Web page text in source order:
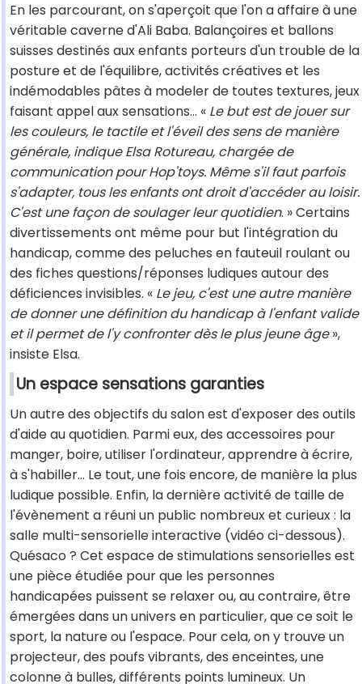
En les parcourant, on s'aperçoit que l'on a affaire à une
véritable caverne d'Ali Baba. Balançoires et ballons
suisses destinés aux enfants porteurs d'un trouble de la
posture et de l'équilibre, activités créatives et les
indémodables pâtes à modeler de toutes textures, jeux
faisant appel aux sensations… « Le but est de jouer sur
les couleurs, le tactile et l'éveil des sens de manière
générale, indique Elsa Rotureau, chargée de
communication pour Hop'toys. Même s'il faut parfois
s'adapter, tous les enfants ont droit d'accéder au loisir.
C'est une façon de soulager leur quotidien. » Certains
divertissements ont même pour but l'intégration du
handicap, comme des peluches en fauteuil roulant ou
des fiches questions/réponses ludiques autour des
déficiences invisibles. « Le jeu, c'est une autre manière
de donner une définition du handicap à l'enfant valide
et il permet de l'y confronter dès le plus jeune âge»,
insiste Elsa.
Un espace sensations garanties
Un autre des objectifs du salon est d'exposer des outils
d'aide au quotidien. Parmi eux, des accessoires pour
manger, boire, utiliser l'ordinateur, apprendre à écrire,
à s'habiller… Le tout, une fois encore, de manière la plus
ludique possible. Enfin, la dernière activité de taille de
l'évènement a réuni un public nombreux et curieux : la
salle multi-sensorielle interactive (vidéo ci-dessous).
Quésaco ? Cet espace de stimulations sensorielles est
une pièce étudiée pour que les personnes
handicapées puissent se relaxer ou, au contraire, être
émergées dans un univers en particulier, que ce soit le
sport, la nature ou l'espace. Pour cela, on y trouve un
projecteur, des poufs vibrants, des enceintes, une
colonne à bulles, différents points lumineux. Un